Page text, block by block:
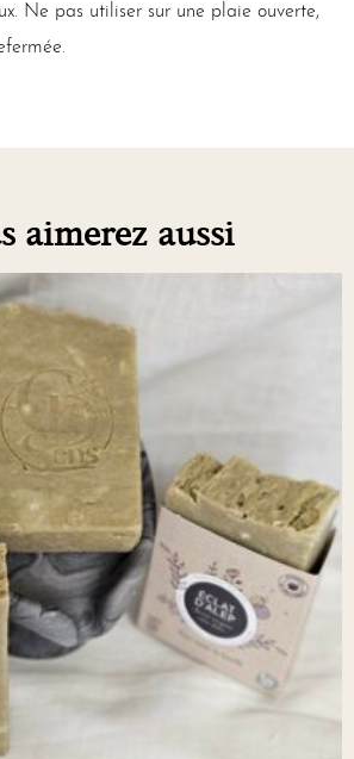
Ne pas utiliser sur une plaie ouverte,
aimerez aussi